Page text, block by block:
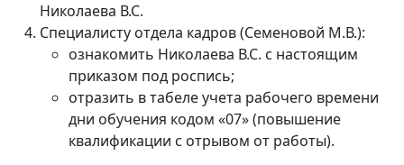
Николаева В.С.
Специалисту отдела кадров (Семеновой М.В.):
ознакомить Николаева В.С. с настоящим
приказом под роспись;
отразить в табеле учета рабочего времени
дни обучения кодом «07» (повышение
квалификации с отрывом от работы).